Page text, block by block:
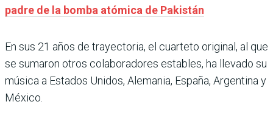
padre de la bomba atómica de Pakistán
En sus 21 años de trayectoria, el cuarteto original, al que
se sumaron otros colaboradores estables, ha llevado su
música a Estados Unidos, Alemania, España, Argentina y
México.